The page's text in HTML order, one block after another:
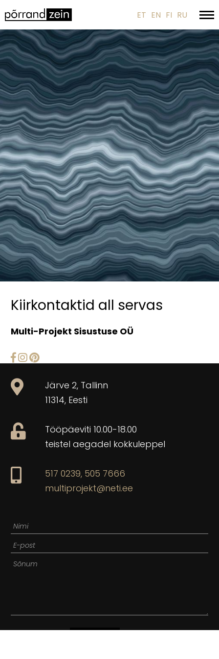
ET EN FI RU
Kiirkontaktid all servas
Multi-Projekt Sisustuse OÜ
Järve 2, Tallinn
11314, Eesti
Tööpäeviti 10.00-18.00
teistel aegadel kokkuleppel
517 0239, 505 7666
multiprojekt@neti.ee